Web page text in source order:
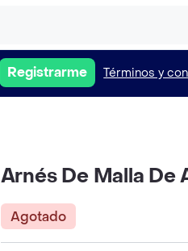
Registrarme Términos y
Arnés De Malla De
Agotado